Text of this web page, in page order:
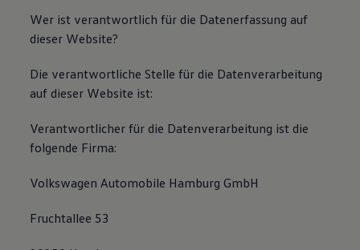
Wer ist verantwortlich für die Datenerfassung auf
dieser Website?
Die verantwortliche Stelle für die Datenverarbeitung
auf dieser Website ist:
Verantwortlicher für die Datenverarbeitung ist die
folgende Firma:
Volkswagen Automobile Hamburg GmbH
Fruchtallee 53